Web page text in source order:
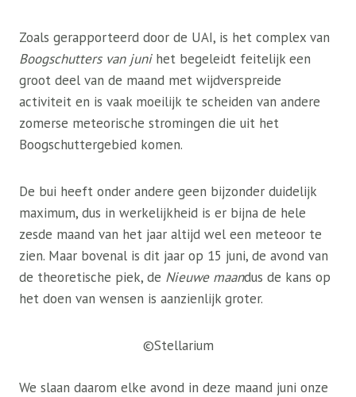
Zoals gerapporteerd door de UAI, is het complex van
Boogschutters van junihet begeleidt feitelijk een
groot deel van de maand met wijdverspreide
activiteit en is vaak moeilijk te scheiden van andere
zomerse meteorische stromingen die uit het
Boogschuttergebied komen.
De bui heeft onder andere geen bijzonder duidelijk
maximum, dus in werkelijkheid is er bijna de hele
zesde maand van het jaar altijd wel een meteoor te
zien. Maar bovenal is dit jaar op 15 juni, de avond van
de theoretische piek, de Nieuwe maandus de kans op
het doen van wensen is aanzienlijk groter.
©Stellarium
We slaan daarom elke avond in deze maand juni onze